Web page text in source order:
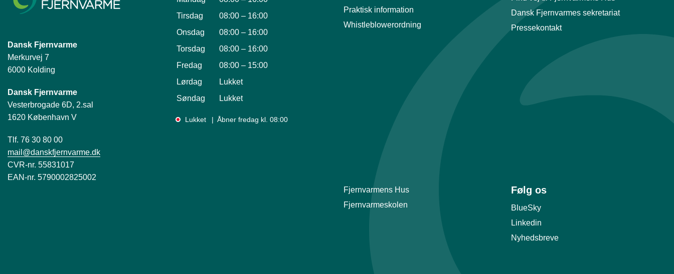
Dansk Fjernvarme
Merkurvej 7
6000 Kolding
Dansk Fjernvarme
Vesterbrogade 6D, 2.sal
1620 København V
Tlf. 76 30 80 00
mail@danskfjernvarme.dk
CVR-nr. 55831017
EAN-nr. 5790002825002
Tirsdag
08:00 – 16:00
Onsdag
08:00 – 16:00
Torsdag
08:00 – 16:00
Fredag
08:00 – 15:00
Lørdag
Lukket
Søndag
Lukket
Lukket Åbner fredag kl. 08:00
Praktisk information
Whistleblowerordning
Dansk Fjernvarmes sekretariat
Pressekontakt
Fjernvarmens Hus
Fjernvarmeskolen
Følg os
BlueSky
Linkedin
Nyhedsbreve